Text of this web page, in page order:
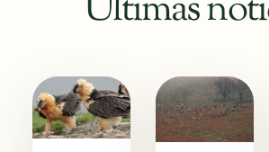
Últimas